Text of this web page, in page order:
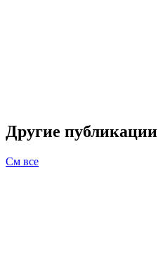
Другие публикации
См все